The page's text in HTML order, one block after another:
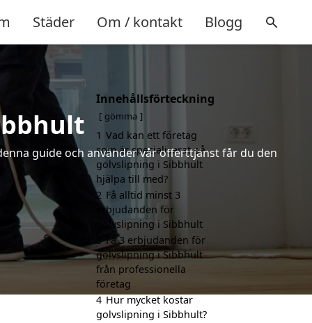
Städer Om / kontakt Blogg
guide och använder vår offerttjänst får du den
Innehållsförteckning
gömma
1 Vad kan ett företag
som är specialiserat på
golvslipning i Sibbhult
hjälpa till med?
2 Få alltid minst 3
erbjudanden för
golvslipning i Sibbhult
3 Få 3 erbjudanden för
golvslipning i Sibbhult
från professionella
företag
4 Hur mycket kostar
golvslipning i Sibbhult?